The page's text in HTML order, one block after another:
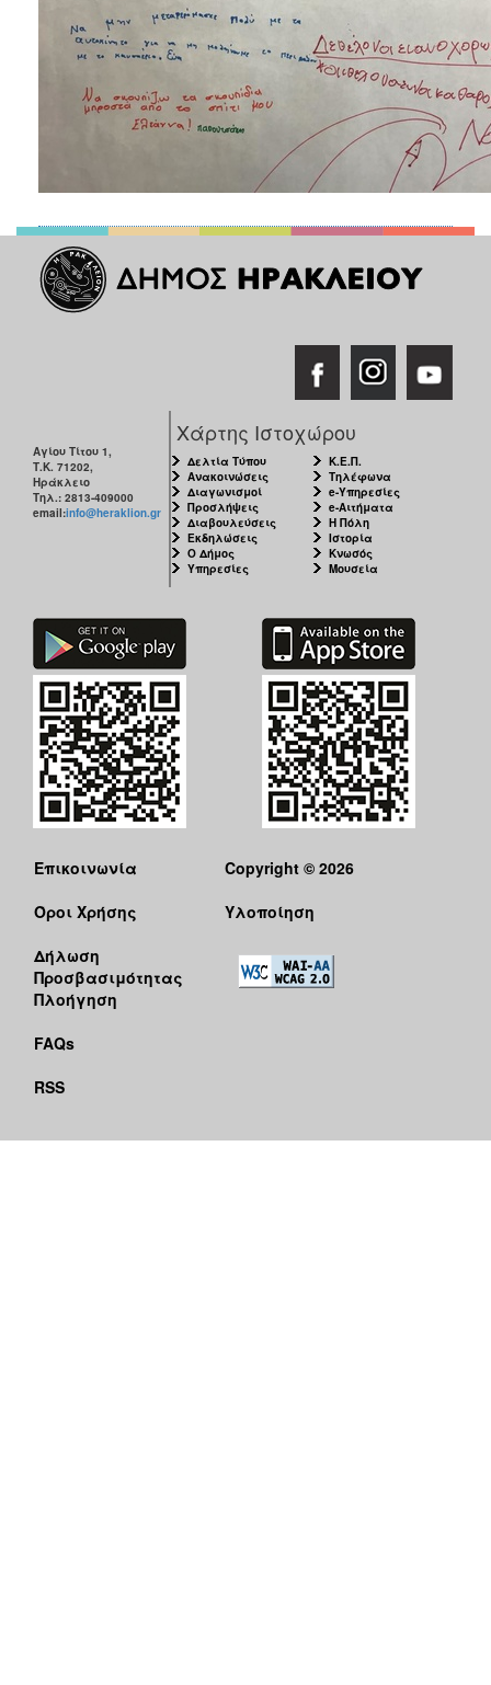
Αγίου Τίτου 1,
Τ.Κ. 71202,
Ηράκλειο
Τηλ.: 2813-409000
email:info@heraklion.gr
Χάρτης Ιστοχώρου
Δελτία Τύπου
Ανακοινώσεις
Διαγωνισμοί
Προσλήψεις
Διαβουλεύσεις
Εκδηλώσεις
Ο Δήμος
Υπηρεσίες
Κ.Ε.Π.
Τηλέφωνα
e-Υπηρεσίες
e-Αιτήματα
Η Πόλη
Ιστορία
Κνωσός
Μουσεία
Επικοινωνία
Όροι Χρήσης
Δήλωση
Προσβασιμότητας
Πλοήγηση
FAQs
RSS
Copyright © 2026
Υλοποίηση